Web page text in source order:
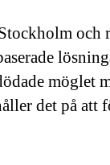
och
möglet
det på att